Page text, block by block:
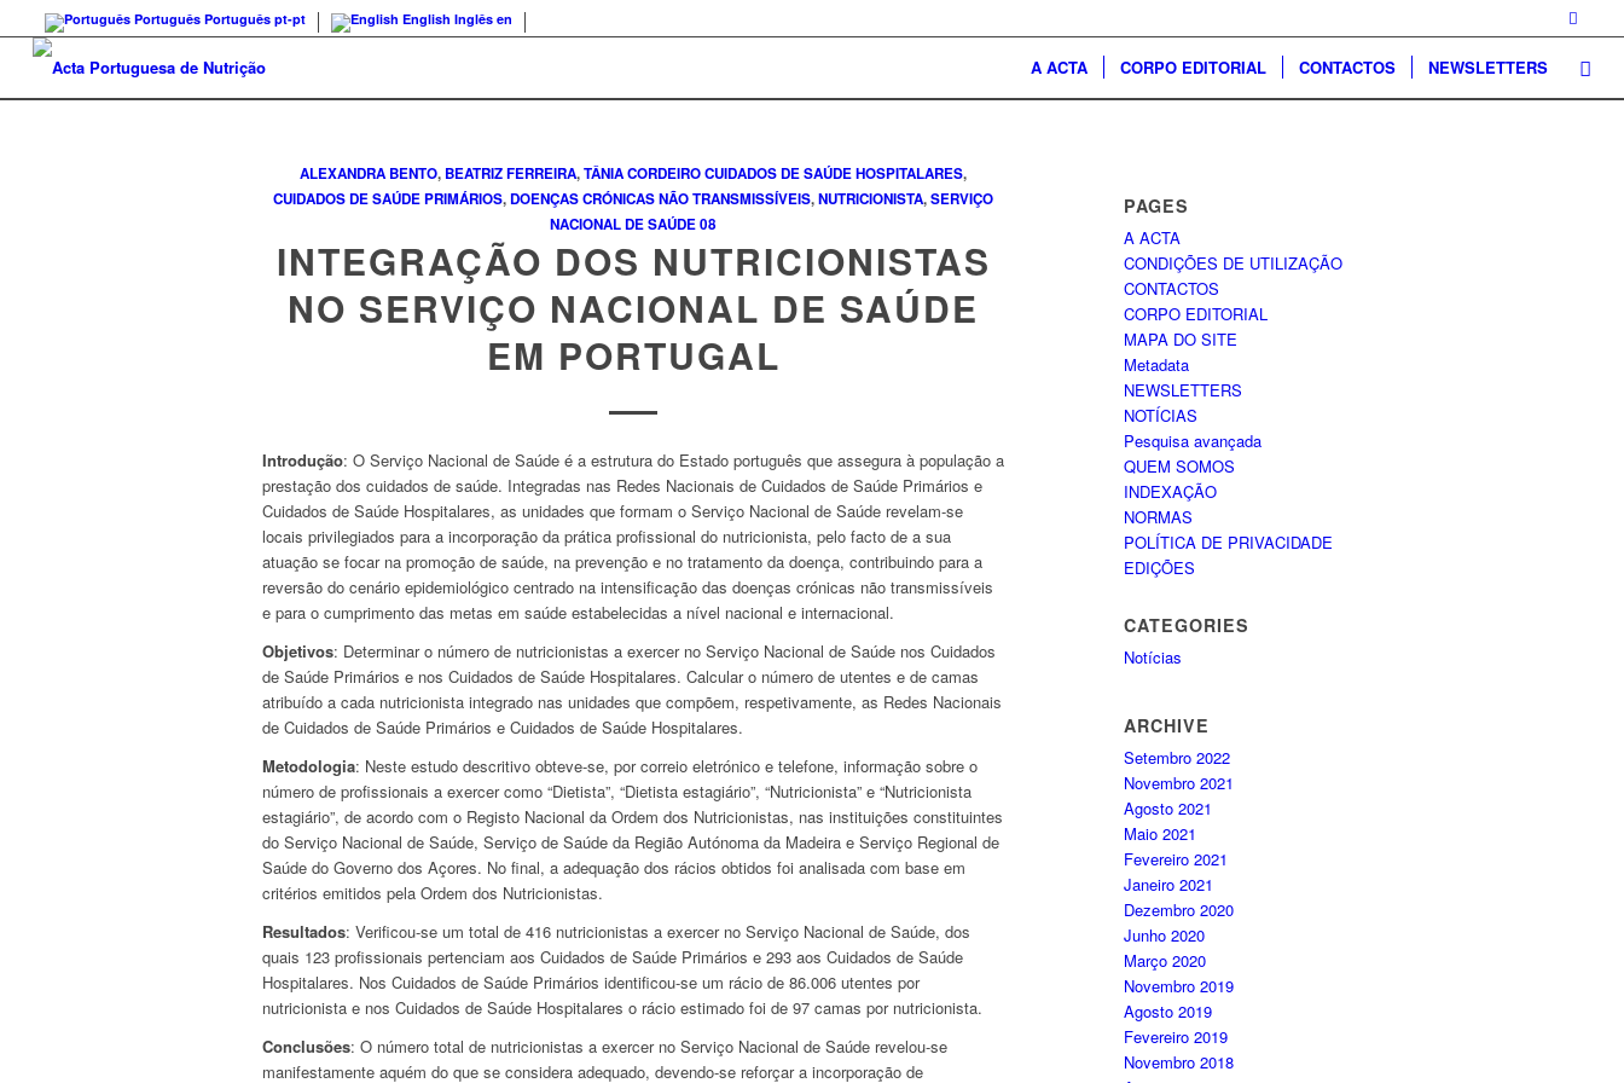
Português Português pt-pt English Inglês en
A ACTA CORPO EDITORIAL CONTACTOS NEWSLETTERS
ALEXANDRA BENTO, BEATRIZ FERREIRA,TÂNIA CORDEIROCUIDADOS DE SAÚDE HOSPITALARES,
CUIDADOS DE SAÚDE PRIMÁRIOS,DOENÇAS CRÓNICAS NÃO TRANSMISSÍVEIS,NUTRICIONISTA,SERVIÇO
NACIONAL DE SAÚDE08
INTEGRAÇÃO DOS NUTRICIONISTAS
NO SERVIÇO NACIONAL DE SAÚDE
EM PORTUGAL
Introdução: O Serviço Nacional de Saúde é a estrutura do Estado português que assegura à população a
prestação dos cuidados de saúde. Integradas nas Redes Nacionais de Cuidados de Saúde Primários e
Cuidados de Saúde Hospitalares, as unidades que formam o Serviço Nacional de Saúde revelam-se
locais privilegiados para a incorporação da prática profissional do nutricionista, pelo facto de a sua
atuação se focar na promoção de saúde, na prevenção e no tratamento da doença, contribuindo para a
reversão do cenário epidemiológico centrado na intensificação das doenças crónicas não transmissíveis
e para o cumprimento das metas em saúde estabelecidas a nível nacional e internacional.
Objetivos: Determinar o número de nutricionistas a exercer no Serviço Nacional de Saúde nos Cuidados
de Saúde Primários e nos Cuidados de Saúde Hospitalares. Calcular o número de utentes e de camas
atribuído a cada nutricionista integrado nas unidades que compõem, respetivamente, as Redes Nacionais
de Cuidados de Saúde Primários e Cuidados de Saúde Hospitalares.
Metodologia: Neste estudo descritivo obteve-se, por correio eletrónico e telefone, informação sobre o
número de profissionais a exercer como “Dietista”, “Dietista estagiário”, “Nutricionista” e “Nutricionista
estagiário”, de acordo com o Registo Nacional da Ordem dos Nutricionistas, nas instituições constituintes
do Serviço Nacional de Saúde, Serviço de Saúde da Região Autónoma da Madeira e Serviço Regional de
Saúde do Governo dos Açores. No final, a adequação dos rácios obtidos foi analisada com base em
critérios emitidos pela Ordem dos Nutricionistas.
Resultados: Verificou-se um total de 416 nutricionistas a exercer no Serviço Nacional de Saúde, dos
quais 123 profissionais pertenciam aos Cuidados de Saúde Primários e 293 aos Cuidados de Saúde
Hospitalares. Nos Cuidados de Saúde Primários identificou-se um rácio de 86.006 utentes por
nutricionista e nos Cuidados de Saúde Hospitalares o rácio estimado foi de 97 camas por nutricionista.
Conclusões: O número total de nutricionistas a exercer no Serviço Nacional de Saúde revelou-se
manifestamente aquém do que se considera adequado, devendo-se reforçar a incorporação de
PAGES
A ACTA
CONDIÇÕES DE UTILIZAÇÃO
CONTACTOS
CORPO EDITORIAL
MAPA DO SITE
Metadata
NEWSLETTERS
NOTÍCIAS
Pesquisa avançada
QUEM SOMOS
INDEXAÇÃO
NORMAS
POLÍTICA DE PRIVACIDADE
EDIÇÕES
CATEGORIES
Notícias
ARCHIVE
Setembro 2022
Novembro 2021
Agosto 2021
Maio 2021
Fevereiro 2021
Janeiro 2021
Dezembro 2020
Junho 2020
Março 2020
Novembro 2019
Agosto 2019
Fevereiro 2019
Novembro 2018